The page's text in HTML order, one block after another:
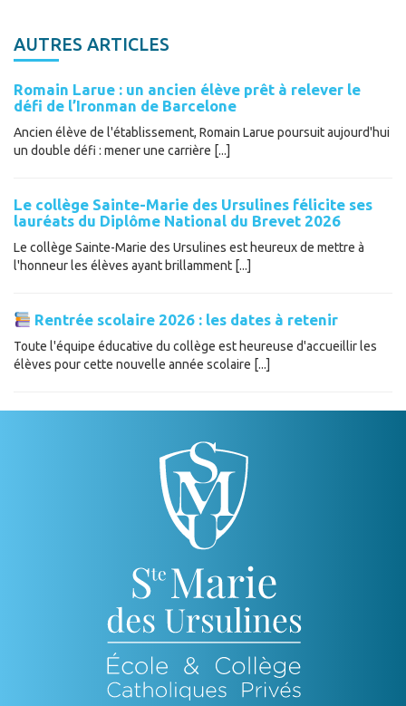
AUTRES ARTICLES
Romain Larue : un ancien élève prêt à relever le
défi de l’Ironman de Barcelone
Ancien élève de l'établissement, Romain Larue poursuit aujourd'hui
un double défi : mener une carrière [...]
Le collège Sainte-Marie des Ursulines félicite ses
lauréats du Diplôme National du Brevet 2026
Le collège Sainte-Marie des Ursulines est heureux de mettre à
l'honneur les élèves ayant brillamment [...]
Rentrée scolaire 2026 : les dates à retenir
Toute l'équipe éducative du collège est heureuse d'accueillir les
élèves pour cette nouvelle année scolaire [...]